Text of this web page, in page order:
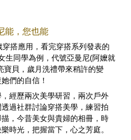
能，您也能
搭應用，看完穿搭系列發表的
生同學為例，代號亞曼尼(阿嬤就
寶貝，歲月洗禮帶來稍許的變
們的自信！
經歷兩次美學研習，兩次戶外
過社群討論穿搭美學，練習拍
，今昔美女與貴婦的相冊，時
時光，把握當下，心之芳庭。